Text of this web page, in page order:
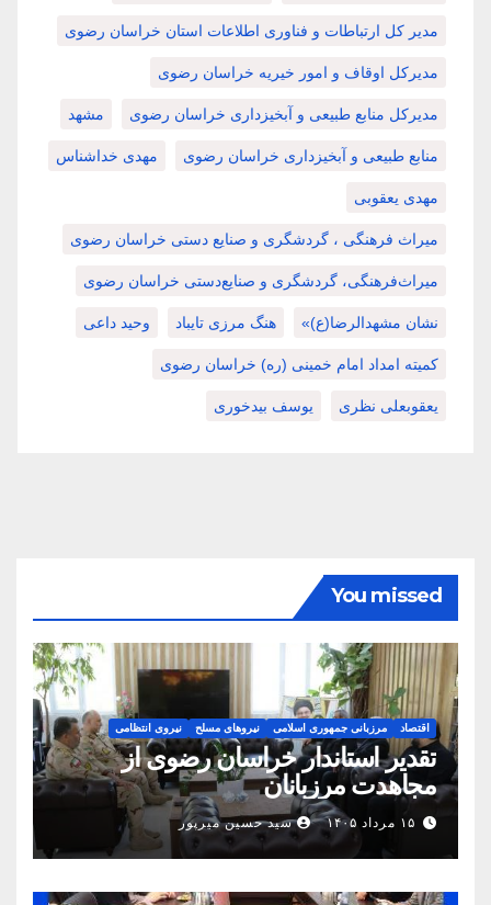
مدیر کل ارتباطات و فناوری اطلاعات استان خراسان رضوی
مدیرکل اوقاف و امور خیریه خراسان رضوی
مدیرکل منابع طبیعی و آبخیزداری خراسان رضوی مشهد
منابع طبیعی و آبخیزداری خراسان رضوی مهدی خداشناس
مهدی یعقوبی
میراث فرهنگی ، گردشگری و صنایع دستی خراسان رضوی
میراث‌فرهنگی، گردشگری و صنایع‌دستی خراسان رضوی
نشان مشهدالرضا(ع)» هنگ مرزی تایباد وحید داعی
کمیته امداد امام خمینی (ره) خراسان رضوی
یعقوبعلی نظری یوسف بیدخوری
You missed
اقتصاد مرزبانی جمهوری اسلامی نیروهای مسلح نیروی انتظامی
تقدیر استاندار خراسان رضوی از
مجاهدت مرزبانان
۱۵ مرداد ۱۴۰۵ سید حسین میرپور